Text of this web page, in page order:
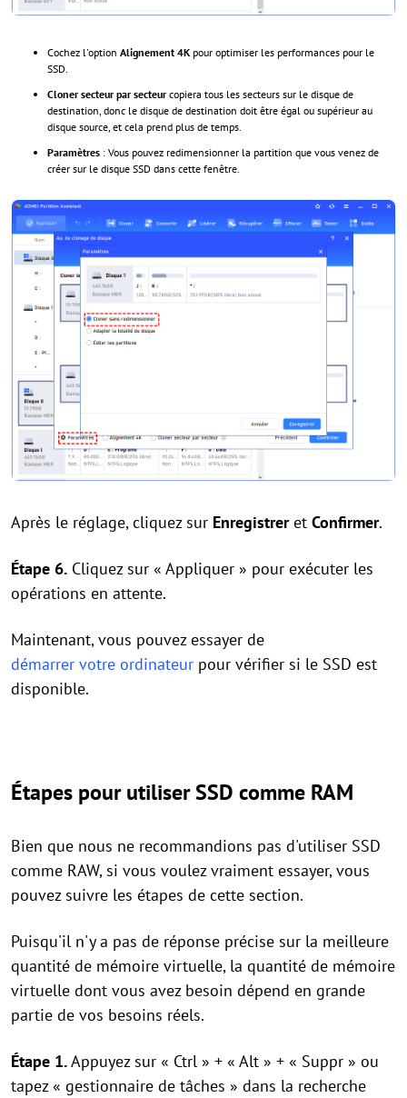
Cochez l'option Alignement 4K pour optimiser les performances pour le
SSD.
Cloner secteur par secteurcopiera tous les secteurs sur le disque de
destination, donc le disque de destination doit être égal ou supérieur au
disque source, et cela prend plus de temps.
Paramètres : Vous pouvez redimensionner la partition que vous venez de
créer sur le disque SSD dans cette fenêtre.
Après le réglage, cliquez sur Enregistreret Confirmer.
Étape 6. Cliquez sur « Appliquer » pour exécuter les
opérations en attente.
Maintenant, vous pouvez essayer de
démarrer votre ordinateur pour vérifier si le SSD est
disponible.
Étapes pour utiliser SSD comme RAM
Bien que nous ne recommandions pas d'utiliser SSD
comme RAW, si vous voulez vraiment essayer, vous
pouvez suivre les étapes de cette section.
Puisqu'il n'y a pas de réponse précise sur la meilleure
quantité de mémoire virtuelle, la quantité de mémoire
virtuelle dont vous avez besoin dépend en grande
partie de vos besoins réels.
Étape 1.Appuyez sur « Ctrl » + « Alt » + « Suppr » ou
tapez « gestionnaire de tâches » dans la recherche